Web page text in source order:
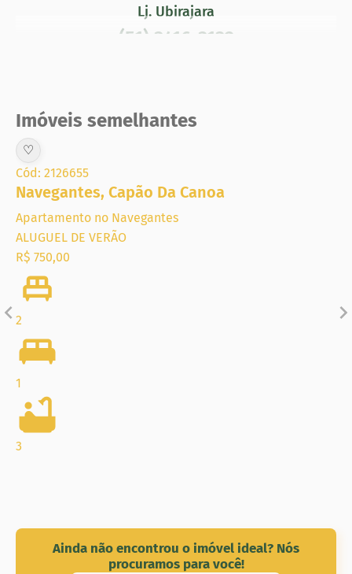
Lj. Ubirajara
(51) 3416-3132
Imóveis semelhantes
♡
Cód: 2126655
Navegantes, Capão Da Canoa
Apartamento no Navegantes
ALUGUEL DE VERÃO
R$ 750,00
2
1
3
Ainda não encontrou o imóvel ideal? Nós
procuramos para você!